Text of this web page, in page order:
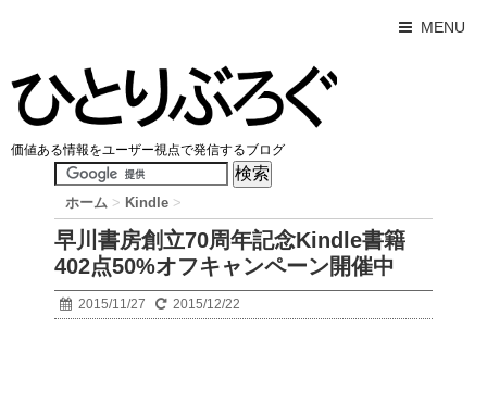
MENU
価値ある情報をユーザー視点で発信するブログ
ホーム > Kindle >
早川書房創立70周年記念Kindle書籍
402点50%オフキャンペーン開催中
2015/11/27 2015/12/22